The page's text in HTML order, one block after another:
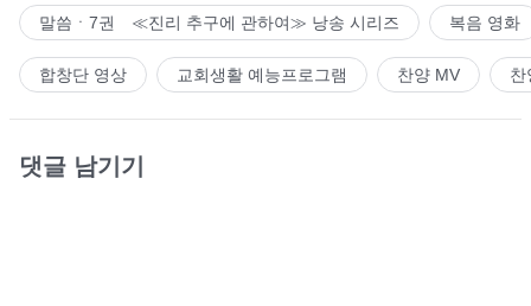
말씀ㆍ7권 ≪진리 추구에 관하여≫ 낭송 시리즈 복음 영화
합창단 영상 교회생활 예능프로그램 찬양 MV 찬
댓글 남기기